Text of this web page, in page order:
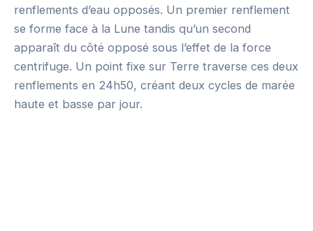
renflements d’eau opposés. Un premier renflement
se forme face à la Lune tandis qu’un second
apparaît du côté opposé sous l’effet de la force
centrifuge. Un point fixe sur Terre traverse ces deux
renflements en 24h50, créant deux cycles de marée
haute et basse par jour.